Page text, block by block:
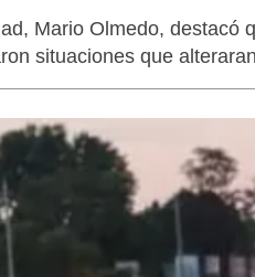
Mario Olmedo, destacó
situaciones que